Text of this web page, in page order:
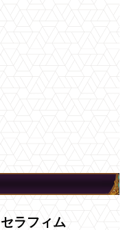
ラフィム